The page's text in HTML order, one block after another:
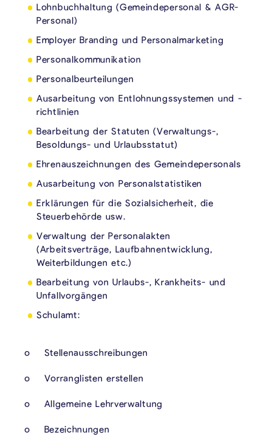
Lohnbuchhaltung (Gemeindepersonal & AGR-
Personal)
Employer Branding und Personalmarketing
Personalkommunikation
Personalbeurteilungen
Ausarbeitung von Entlohnungssystemen und -
richtlinien
Bearbeitung der Statuten (Verwaltungs-,
Besoldungs- und Urlaubsstatut)
Ehrenauszeichnungen des Gemeindepersonals
Ausarbeitung von Personalstatistiken
Erklärungen für die Sozialsicherheit, die
Steuerbehörde usw.
Verwaltung der Personalakten
(Arbeitsverträge, Laufbahnentwicklung,
Weiterbildungen etc.)
Bearbeitung von Urlaubs-, Krankheits- und
Unfallvorgängen
Schulamt:
o Stellenausschreibungen
o Vorranglisten erstellen
o Allgemeine Lehrverwaltung
o Bezeichnungen